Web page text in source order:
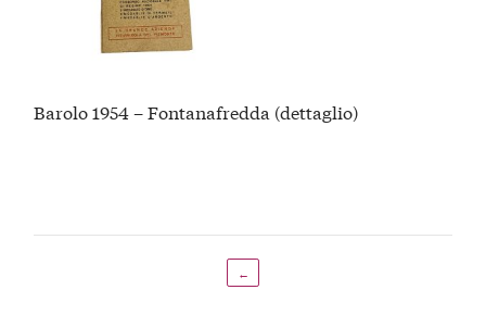
Barolo 1954 – Fontanafredda (dettaglio)
←